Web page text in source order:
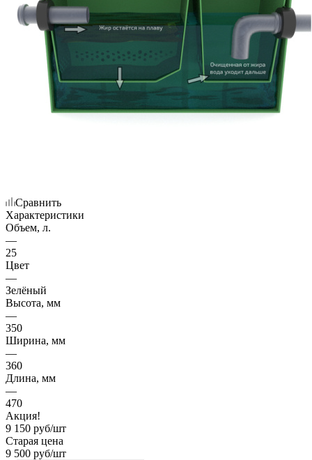
Сравнить
Характеристики
Объем, л.
—
25
Цвет
—
Зелёный
Высота, мм
—
350
Ширина, мм
—
360
Длина, мм
—
470
Акция!
9 150 руб/шт
Старая цена
9 500 руб/шт